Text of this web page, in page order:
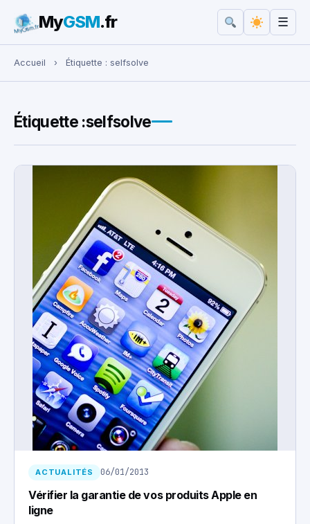
Rechercher :
MyGSM.fr ☰
Accueil › Étiquette : selfsolve
Étiquette :selfsolve
ACTUALITÉS 06/01/2013
Vérifier la garantie de vos produits Apple en
ligne